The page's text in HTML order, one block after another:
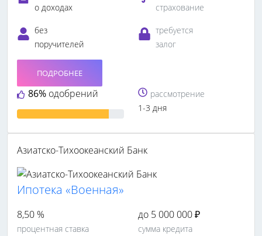
о доходах
страхование
без
поручителей
требуется
залог
86% одобрений
ПОДРОБНЕЕ
рассмотрение
1-3 дня
Азиатско-Тихоокеанский Банк
Ипотека «Военная»
8,50 %
процентная ставка
до 5 000 000 ₽
сумма кредита